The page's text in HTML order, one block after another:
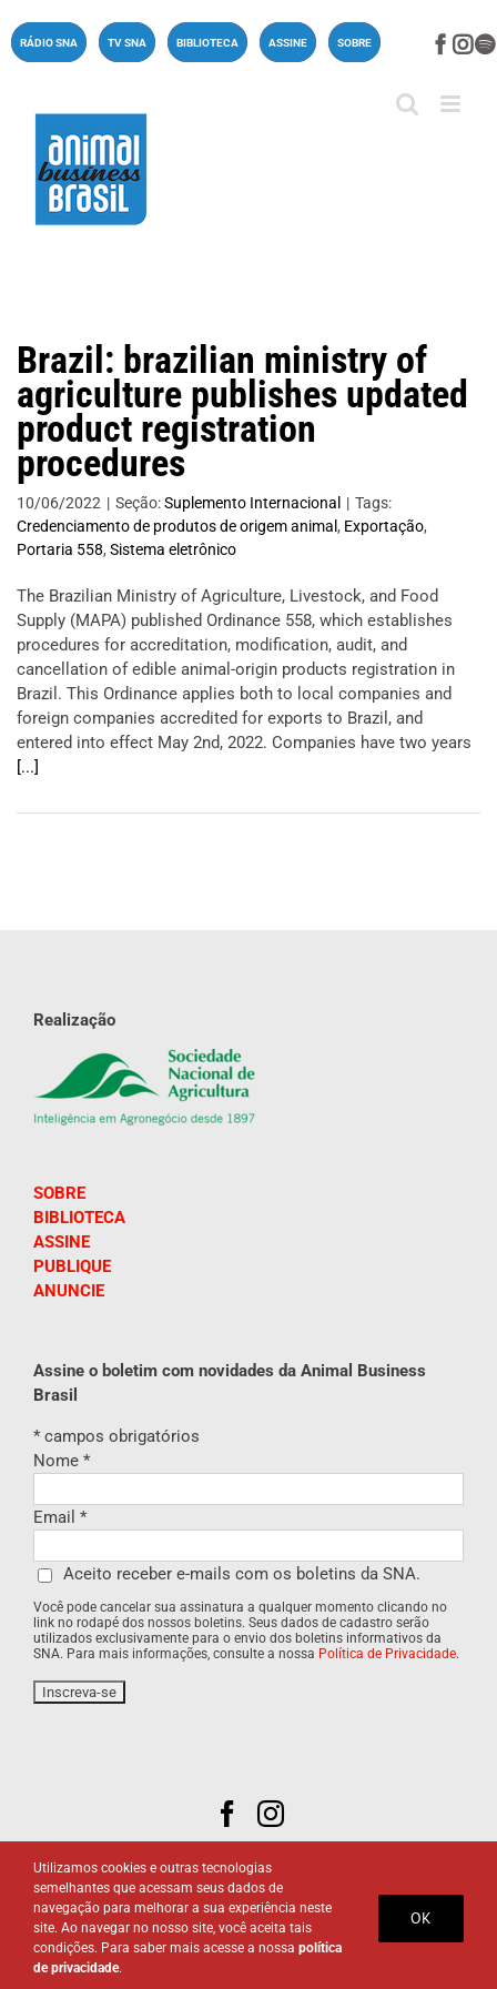
paraRÁDIO SNA TV SNA BIBLIOTECA ASSINE SOBRE
Brazil: brazilian ministry of
agriculture publishes updated
product registration
procedures
10/06/2022 | Seção:Suplemento Internacional | Tags:
Credenciamento de produtos de origem animal , Exportação,
Portaria 558, Sistema eletrônico
The Brazilian Ministry of Agriculture, Livestock, and Food
Supply (MAPA) published Ordinance 558, which establishes
procedures for accreditation, modification, audit, and
cancellation of edible animal-origin products registration in
Brazil. This Ordinance applies both to local companies and
foreign companies accredited for exports to Brazil, and
entered into effect May 2nd, 2022. Companies have two years
[...]
Realização
SOBRE
BIBLIOTECA
ASSINE
PUBLIQUE
ANUNCIE
Assine o boletim com novidades da Animal Business
Brasil
* campos obrigatórios
Nome *
Email *
Aceito receber e-mails com os boletins da SNA.
Você pode cancelar sua assinatura a qualquer momento clicando no
link no rodapé dos nossos boletins. Seus dados de cadastro serão
utilizados exclusivamente para o envio dos boletins informativos da
SNA. Para mais informações, consulte a nossa Política de Privacidade.
© 2020. Sociedade Nacional de Agricultura.
Política de
Utilizamos cookies e outras tecnologias
semelhantes que acessam seus dados de
navegação para melhorar a sua experiência neste
site. Ao navegar no nosso site, você aceita tais
condições. Para saber mais acesse a nossa política
de privacidade.
OK